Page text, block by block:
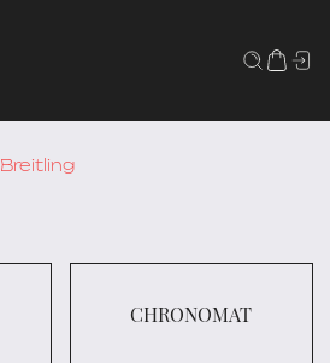
Breitling
CHRONOMAT